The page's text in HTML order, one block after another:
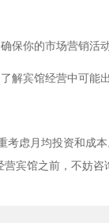
保你的市场营销活
解宾馆经营中可能
考虑月均投资和成
宾馆之前，不妨咨